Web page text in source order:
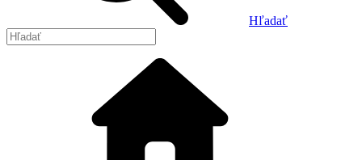
Hľadať